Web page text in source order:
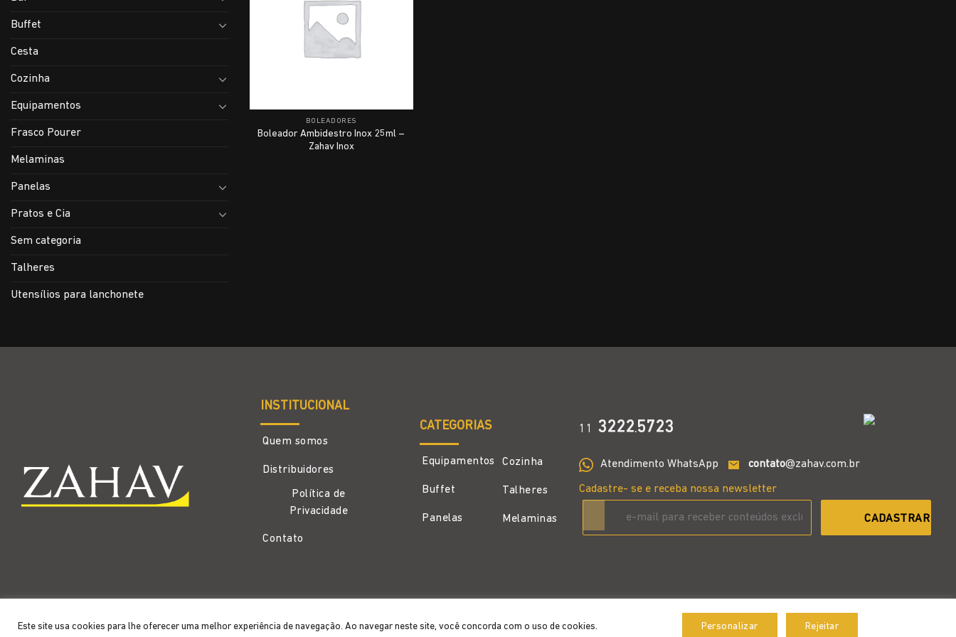
Este site usa cookies para lhe oferecer uma melhor experiência de navegação. Ao navegar neste site, você concorda com o uso de cookies. Personalizar Rejeitar
Buffet
Cesta
Cozinha
Equipamentos
Frasco Pourer
Melaminas
Panelas
Pratos e Cia
Sem categoria
Talheres
Utensílios para lanchonete
BOLEADORES
Boleador Ambidestro Inox 25ml –
Zahav Inox
INSTITUCIONAL
Quem somos
Distribuidores
Política de
Privacidade
Contato
CATEGORIAS
Equipamentos
Buffet
Panelas
Cozinha
Talheres
Melaminas
11 3222.5723
Atendimento WhatsApp contato@zahav.com.br
Cadastre- se e receba nossa newsletter
Desenvolvido por
Copyright 2026 ©Zahav- Todos os direitos reservados